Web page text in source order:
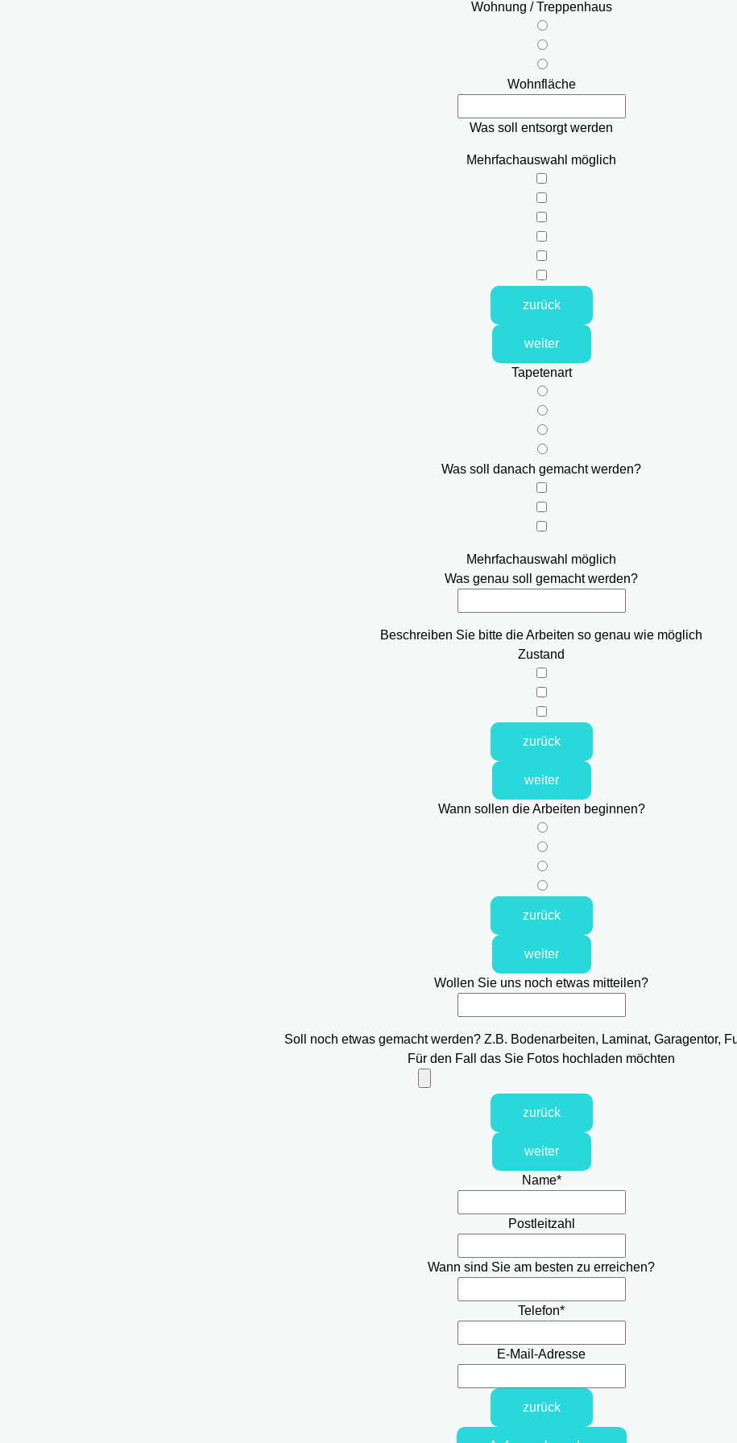
Wohnung / Treppenhaus
Wohnfläche
Was soll entsorgt werden
Mehrfachauswahl möglich
zurück
weiter
Tapetenart
Was soll danach gemacht werden?
Mehrfachauswahl möglich
Was genau soll gemacht werden?
Beschreiben Sie bitte die Arbeiten so genau wie möglich
Zustand
zurück
weiter
Wann sollen die Arbeiten beginnen?
zurück
weiter
Wollen Sie uns noch etwas mitteilen?
Soll noch etwas gemacht werden? Z.B. Bodenarbeiten, Laminat, Garagentor,
Für den Fall das Sie Fotos hochladen möchten
zurück
weiter
Name*
Postleitzahl
Wann sind Sie am besten zu erreichen?
Telefon*
E-Mail-Adresse
zurück